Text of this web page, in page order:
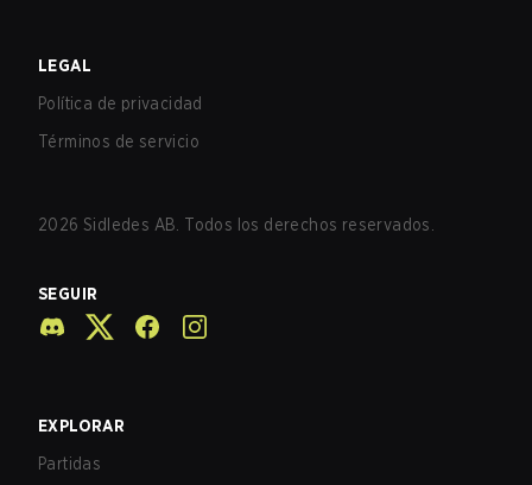
LEGAL
Política de privacidad
Términos de servicio
2026 Sidledes AB. Todos los derechos reservados.
SEGUIR
EXPLORAR
Partidas